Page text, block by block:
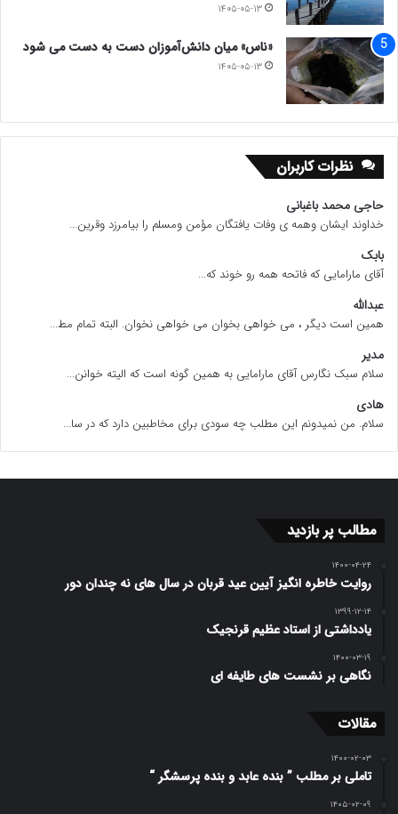
۱۴۰۵-۰۵-۱۳
«ناس» میان دانش‌آموزان دست به دست می شود
۱۴۰۵-۰۵-۱۳
نظرات کاربران
حاجی محمد باغبانی
خداوند ایشان وهمه ی وفات یافتگان مؤمن ومسلم را بیامرزد وقرین...
بابک
آقای مارامایی که فاتحه همه رو خوند که...
عبدالله
همین است دیگر ، می خواهی بخوان می خواهی نخوان. البته تمام مط...
مدیر
سلام سبک نگارس آقای مارامایی به همین گونه است که الیته خوانن...
هادی
سلام. من نمیدونم این مطلب چه سودی برای مخاطبین دارد که در سا...
مطالب پر بازدید
۱۴۰۰-۰۴-۲۴
روایت خاطره انگیز آیین عید قربان در سال های نه چندان دور
۱۳۹۹-۱۲-۱۴
یادداشتی از استاد عظیم قرنجیک
۱۴۰۰-۰۳-۱۹
نگاهی بر نشست های طایفه ای
مقالات
۱۴۰۰-۰۲-۰۳
تاملی بر مطلب ” بنده عابد و بنده پرسشگر “
۱۴۰۵-۰۲-۰۹